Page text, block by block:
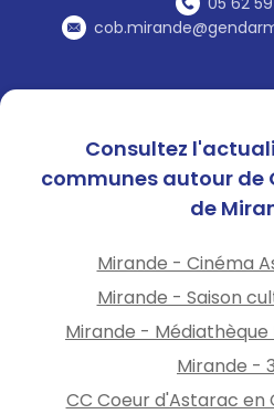
Consultez
communes autour de
de
Mirande - Cinéma
Mirande - Saison
Mirande - Médiathèque
Mirande -
CC Coeur d'Astarac en